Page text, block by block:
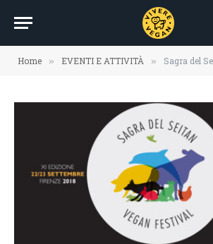
Home » EVENTI E ATTIVITÀ » Sagra del Seitan,